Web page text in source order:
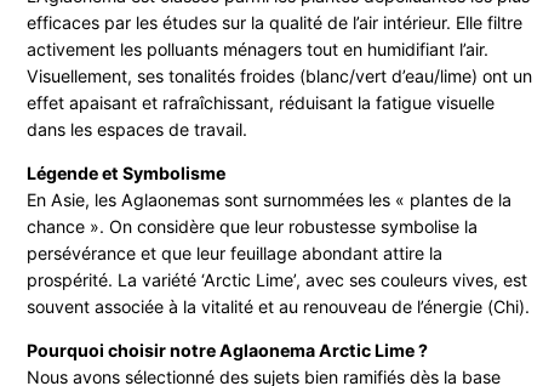
efficaces par les études sur la qualité de l’air intérieur. Elle filtre
activement les polluants ménagers tout en humidifiant l’air.
Visuellement, ses tonalités froides (blanc/vert d’eau/lime) ont un
effet apaisant et rafraîchissant, réduisant la fatigue visuelle
dans les espaces de travail.
Légende et Symbolisme
En Asie, les Aglaonemas sont surnommées les « plantes de la
chance ». On considère que leur robustesse symbolise la
persévérance et que leur feuillage abondant attire la
prospérité. La variété ‘Arctic Lime’, avec ses couleurs vives, est
souvent associée à la vitalité et au renouveau de l’énergie (Chi).
Pourquoi choisir notre Aglaonema Arctic Lime ?
Nous avons sélectionné des sujets bien ramifiés dès la base